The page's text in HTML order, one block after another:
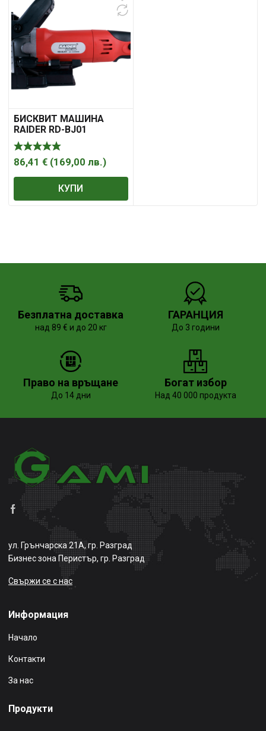
БИСКВИТ МАШИНА
RAIDER RD-BJ01
86,41 € (169,00 лв.)
КУПИ
Безплатна доставка
над 89 € и до 20 кг
ГАРАНЦИЯ
До 3 години
Право на връщане
До 14 дни
Богат избор
Над 40 000 продукта
ул. Грънчарска 21А, гр. Разград
Бизнес зона Перистър, гр. Разград
Свържи се с нас
Информация
Начало
Контакти
За нас
Продукти